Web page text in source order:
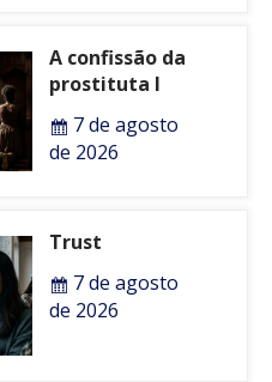
A confissão da
prostituta I
7 de agosto
de 2026
Trust
7 de agosto
de 2026